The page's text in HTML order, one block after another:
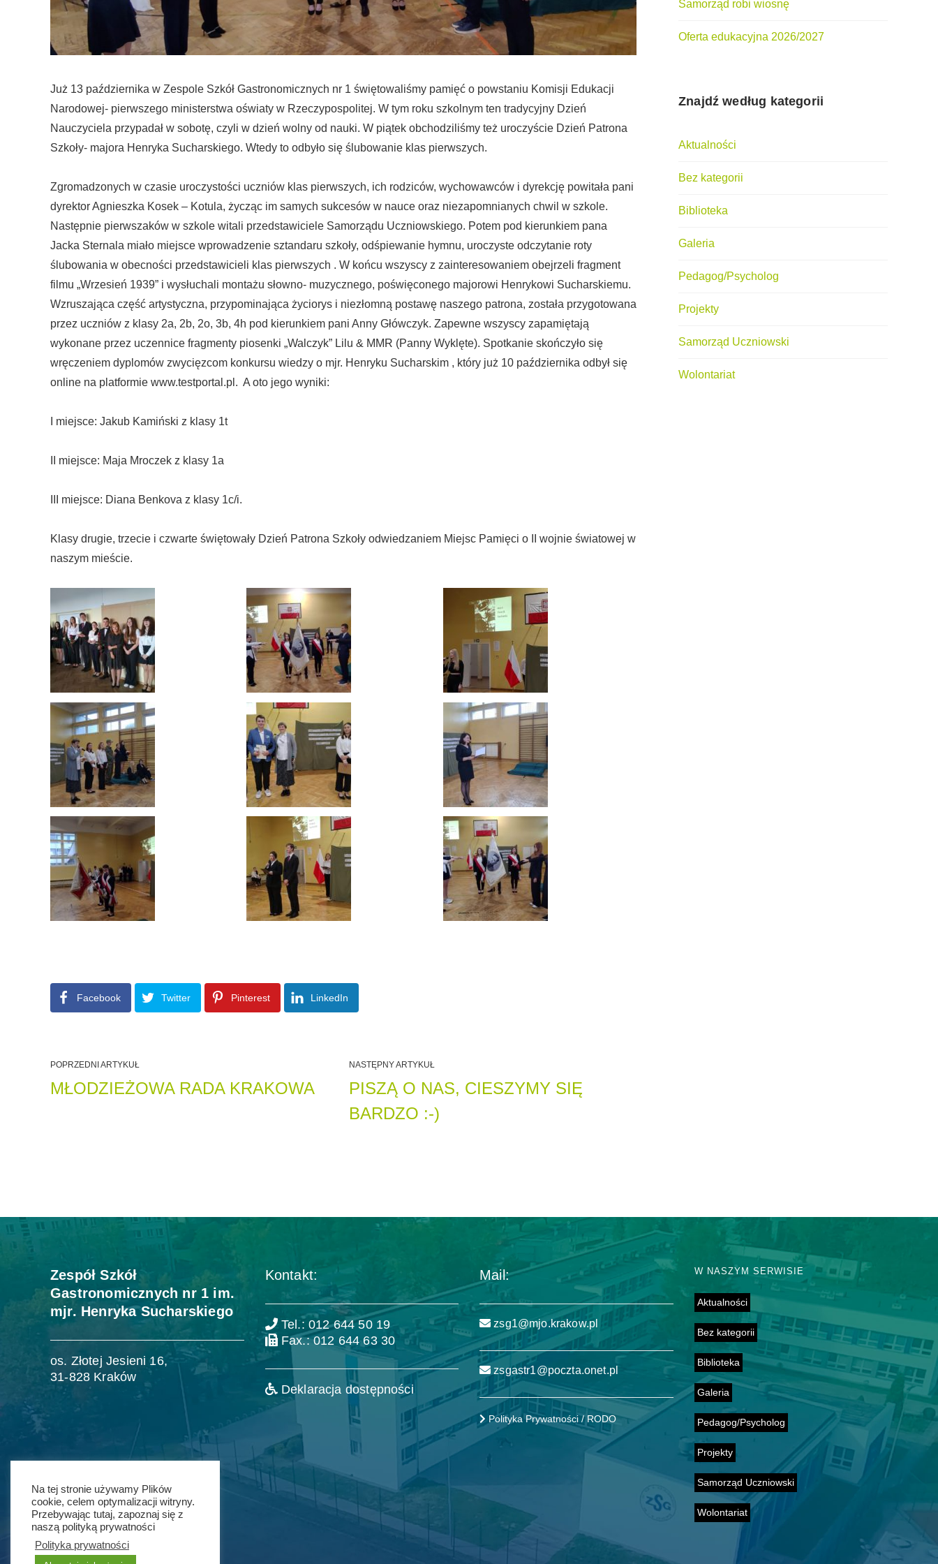
Już 13 października w Zespole Szkół Gastronomicznych nr 1 świętowaliśmy pamięć o powstaniu Komisji Edukacji
Narodowej- pierwszego ministerstwa oświaty w Rzeczypospolitej. W tym roku szkolnym ten tradycyjny Dzień
Nauczyciela przypadał w sobotę, czyli w dzień wolny od nauki. W piątek obchodziliśmy też uroczyście Dzień Patrona
Szkoły- majora Henryka Sucharskiego. Wtedy to odbyło się ślubowanie klas pierwszych.
Zgromadzonych w czasie uroczystości uczniów klas pierwszych, ich rodziców, wychowawców i dyrekcję powitała pani
dyrektor Agnieszka Kosek – Kotula, życząc im samych sukcesów w nauce oraz niezapomnianych chwil w szkole.
Następnie pierwszaków w szkole witali przedstawiciele Samorządu Uczniowskiego. Potem pod kierunkiem pana
Jacka Sternala miało miejsce wprowadzenie sztandaru szkoły, odśpiewanie hymnu, uroczyste odczytanie roty
ślubowania w obecności przedstawicieli klas pierwszych . W końcu wszyscy z zainteresowaniem obejrzeli fragment
filmu „Wrzesień 1939” i wysłuchali montażu słowno- muzycznego, poświęconego majorowi Henrykowi Sucharskiemu.
Wzruszająca część artystyczna, przypominająca życiorys i niezłomną postawę naszego patrona, została przygotowana
przez uczniów z klasy 2a, 2b, 2o, 3b, 4h pod kierunkiem pani Anny Główczyk. Zapewne wszyscy zapamiętają
wykonane przez uczennice fragmenty piosenki „Walczyk” Lilu & MMR (Panny Wyklęte). Spotkanie skończyło się
wręczeniem dyplomów zwycięzcom konkursu wiedzy o mjr. Henryku Sucharskim , który już 10 października odbył się
online na platformie www.testportal.pl. A oto jego wyniki:
I miejsce: Jakub Kamiński z klasy 1t
II miejsce: Maja Mroczek z klasy 1a
III miejsce: Diana Benkova z klasy 1c/i.
Klasy drugie, trzecie i czwarte świętowały Dzień Patrona Szkoły odwiedzaniem Miejsc Pamięci o II wojnie światowej w
naszym mieście.
Facebook Twitter Pinterest LinkedIn
POPRZEDNI ARTYKUŁ
MŁODZIEŻOWA RADA KRAKOWA
NASTĘPNY ARTYKUŁ
PISZĄ O NAS, CIESZYMY SIĘ
BARDZO :-)
Samorząd robi wiosnę
Oferta edukacyjna 2026/2027
Znajdź według kategorii
Aktualności
Bez kategorii
Biblioteka
Galeria
Pedagog/Psycholog
Projekty
Samorząd Uczniowski
Wolontariat
Zespół Szkół
Gastronomicznych nr 1 im.
mjr. Henryka Sucharskiego
os. Złotej Jesieni 16,
31-828 Kraków
Kontakt:
Tel.: 012 644 50 19
Fax.: 012 644 63 30
Deklaracja dostępności
Mail:
zsg1@mjo.krakow.pl
zsgastr1@poczta.onet.pl
Polityka Prywatności / RODO
W NASZYM SERWISIE
Aktualności
Bez kategorii
Biblioteka
Galeria
Pedagog/Psycholog
Projekty
Samorząd Uczniowski
Wolontariat
Na tej stronie używamy Plików
cookie, celem optymalizacji witryny.
Przebywając tutaj, zapoznaj się z
naszą polityką prywatności
Polityka prywatności